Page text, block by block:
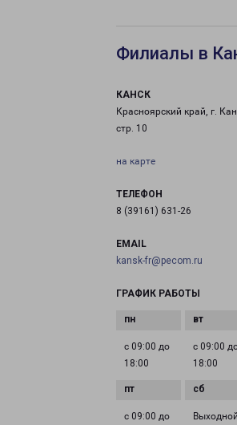
Филиалы в
КАНСК
Красноярский край, г.
стр. 10
на карте
ТЕЛЕФОН
8 (39161) 631-26
EMAIL
kansk-fr@pecom.ru
ГРАФИК РАБОТЫ
с 09:00 до
18:00
с 09:00
18:00
с 09:00 до
Выходной